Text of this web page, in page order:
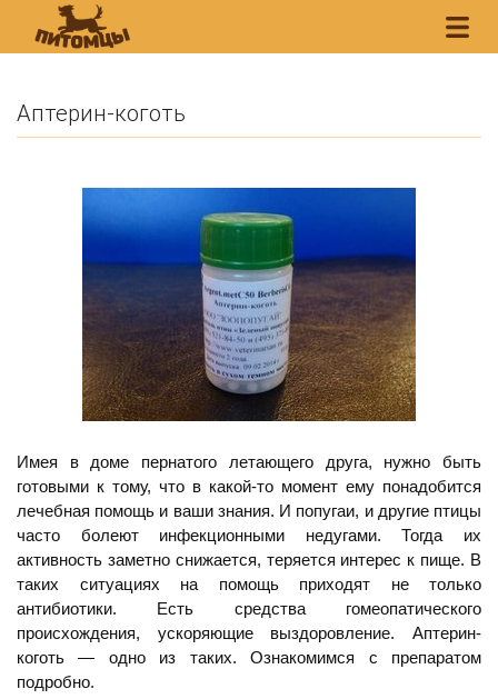
Аптерин-коготь
Имея в доме пернатого летающего друга, нужно быть
готовыми к тому, что в какой-то момент ему понадобится
лечебная помощь и ваши знания. И попугаи, и другие птицы
часто болеют инфекционными недугами. Тогда их
активность заметно снижается, теряется интерес к пище. В
таких ситуациях на помощь приходят не только
антибиотики. Есть средства гомеопатического
происхождения, ускоряющие выздоровление. Аптерин-
коготь — одно из таких. Ознакомимся с препаратом
подробно.